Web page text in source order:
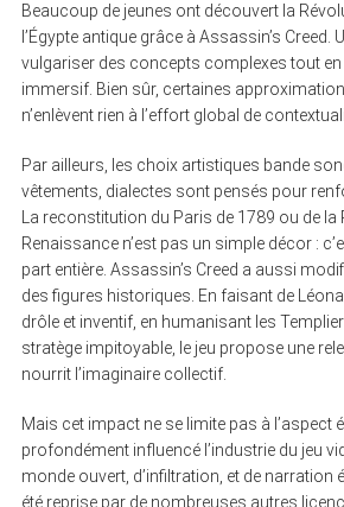
Beaucoup de jeunes ont découvert la
l’Égypte antique grâce à Assassin’s Creed.
vulgariser des concepts complexes tout
immersif. Bien sûr, certaines
n’enlèvent rien à l’effort global de
Par ailleurs, les choix artistiques bande
vêtements, dialectes sont pensés pour
La reconstitution du Paris de 1789 ou de la
Renaissance n’est pas un simple décor :
part entière. Assassin’s Creed a aussi
des figures historiques. En faisant de
drôle et inventif, en humanisant les
stratège impitoyable, le jeu propose une
nourrit l’imaginaire collectif.
Mais cet impact ne se limite pas à l’aspect
profondément influencé l’industrie du jeu
monde ouvert, d’infiltration, et de narration
été reprise par de nombreuses autres